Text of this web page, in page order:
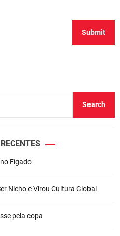
Search
Fígado
Nicho e Virou Cultura Global
pela copa